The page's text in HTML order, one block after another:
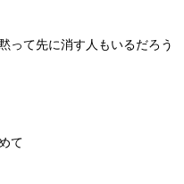
って先に消す人もいるだろう
て